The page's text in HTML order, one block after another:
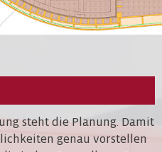
steht die Planung. Damit
genau vorstellen